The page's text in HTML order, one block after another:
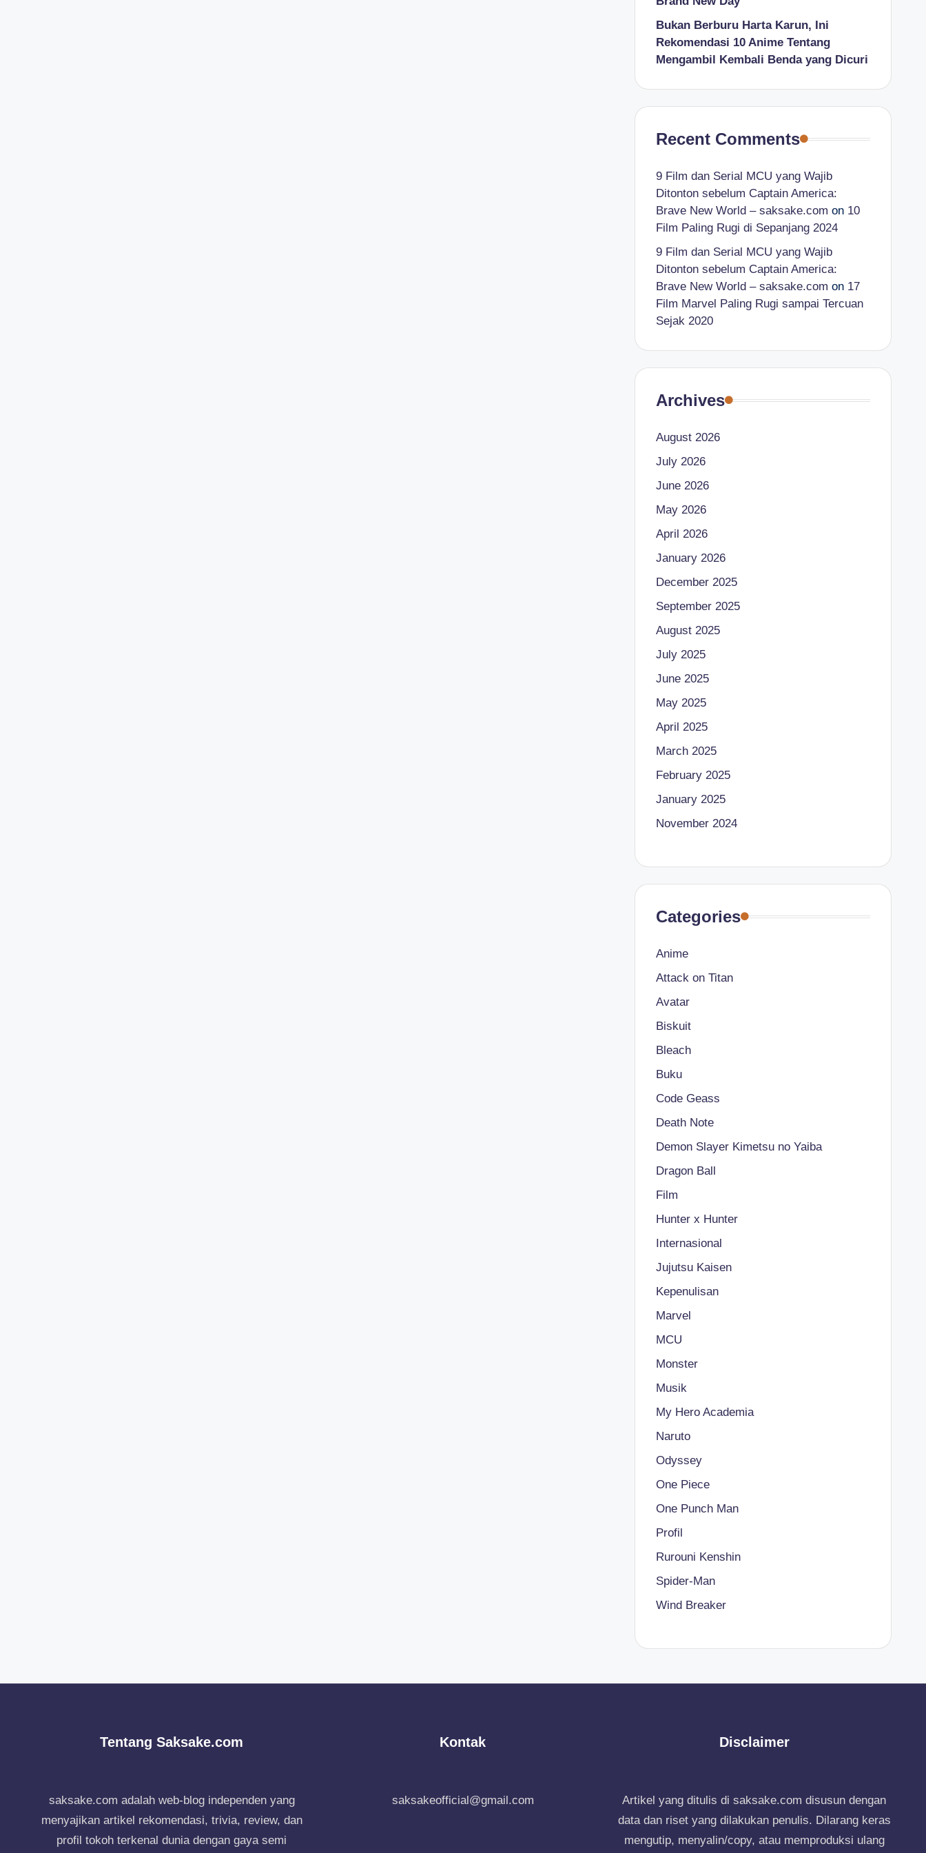
Bukan Berburu Harta Karun, Ini
Rekomendasi 10 Anime Tentang
Mengambil Kembali Benda yang Dicuri
Recent Comments
9 Film dan Serial MCU yang Wajib
Ditonton sebelum Captain America:
Brave New World – saksake.com on 10
Film Paling Rugi di Sepanjang 2024
9 Film dan Serial MCU yang Wajib
Ditonton sebelum Captain America:
Brave New World – saksake.com on 17
Film Marvel Paling Rugi sampai Tercuan
Sejak 2020
Archives
August 2026
July 2026
June 2026
May 2026
April 2026
January 2026
December 2025
September 2025
August 2025
July 2025
June 2025
May 2025
April 2025
March 2025
February 2025
January 2025
November 2024
Categories
Anime
Attack on Titan
Avatar
Biskuit
Bleach
Buku
Code Geass
Death Note
Demon Slayer Kimetsu no Yaiba
Dragon Ball
Film
Hunter x Hunter
Internasional
Jujutsu Kaisen
Kepenulisan
Marvel
MCU
Monster
Musik
My Hero Academia
Naruto
Odyssey
One Piece
One Punch Man
Profil
Rurouni Kenshin
Spider-Man
Wind Breaker
Tentang Saksake.com
saksake.com adalah web-blog independen yang
menyajikan artikel rekomendasi, trivia, review, dan
profil tokoh terkenal dunia dengan gaya semi
Kontak
saksakeofficial@gmail.com
Disclaimer
Artikel yang ditulis di saksake.com disusun dengan
data dan riset yang dilakukan penulis. Dilarang keras
mengutip, menyalin/copy, atau memproduksi ulang